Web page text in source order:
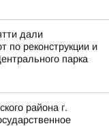
дали
по реконструкции и
парка
района г.